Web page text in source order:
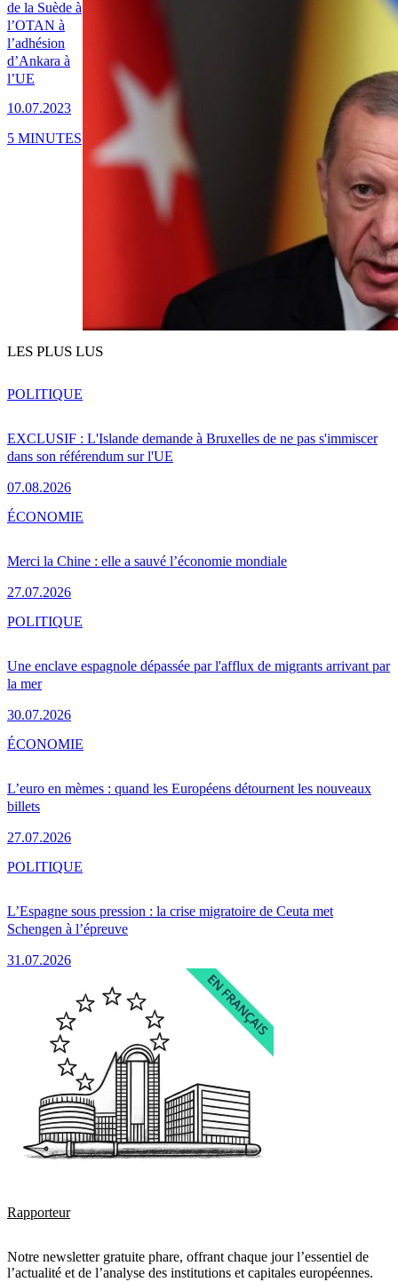
de la Suède à
l’OTAN à
l’adhésion
d’Ankara à
l’UE
10.07.2023
5 MINUTES
LES PLUS LUS
EXCLUSIF : L'Islande demande à Bruxelles de ne pas s'immiscer
dans son référendum sur l'UE
07.08.2026
POLITIQUE
Merci la Chine : elle a sauvé l’économie mondiale
27.07.2026
ÉCONOMIE
Une enclave espagnole dépassée par l'afflux de migrants arrivant par
la mer
30.07.2026
POLITIQUE
L’euro en mèmes : quand les Européens détournent les nouveaux
billets
27.07.2026
ÉCONOMIE
L’Espagne sous pression : la crise migratoire de Ceuta met
Schengen à l’épreuve
31.07.2026
POLITIQUE
Rapporteur
Notre newsletter gratuite phare, offrant chaque jour l’essentiel de
l’actualité et de l’analyse des institutions et capitales européennes.